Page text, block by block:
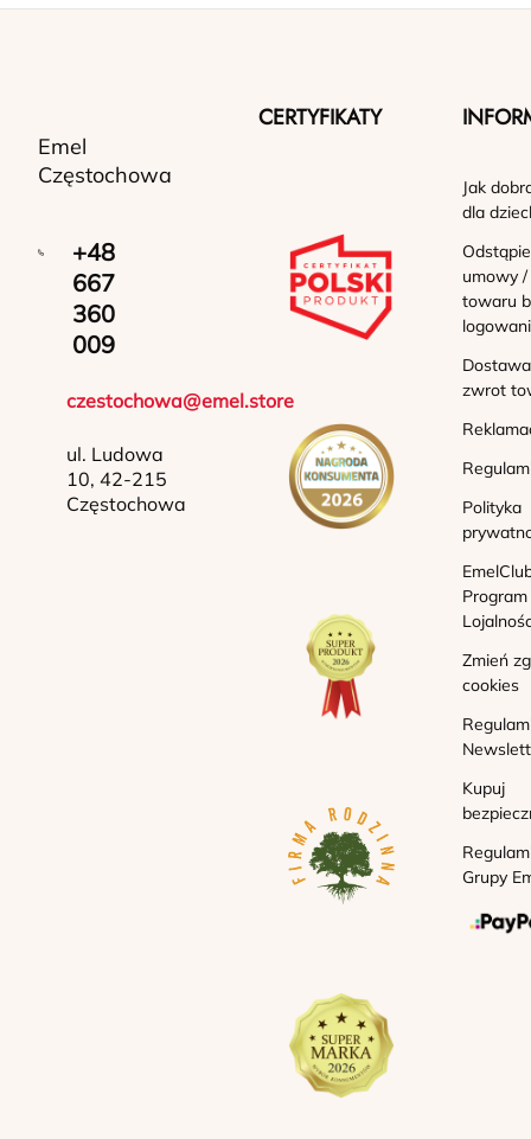
Emel
Częstochowa
+48
667
360
009
czestochowa@emel.store
ul. Ludowa
10, 42-215
Częstochowa
CERTYFIKATY
Jak
dla
umowy
towaru
zwrot
Polityka
Program
Zmień
cookies
Kupuj
Grupy